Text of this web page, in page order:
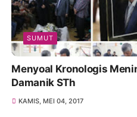
SUMUT
Menyoal Kronologis
Damanik STh
KAMIS, MEI 04, 2017